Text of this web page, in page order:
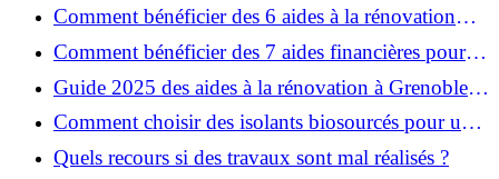
permis de construire pour vos travaux ?
Comment bénéficier des 6 aides à la rénovation
énergétique à Grenoble ?
Comment bénéficier des 7 aides financières pour la
rénovation énergétique à Voiron ?
Guide 2025 des aides à la rénovation à Grenoble et
Voiron : MaPrimeRénov’, CEE, aides locales
Comment choisir des isolants biosourcés pour une
rénovation écologique ?
Quels recours si des travaux sont mal réalisés ?